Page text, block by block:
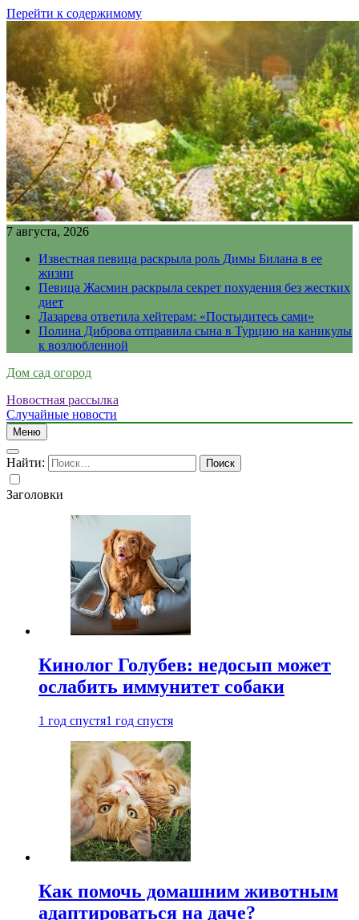
Перейти к содержимому
7 августа, 2026
Известная певица раскрыла роль Димы Билана в ее
жизни
Певица Жасмин раскрыла секрет похудения без жестких
диет
Лазарева ответила хейтерам: «Постыдитесь сами»
Полина Диброва отправила сына в Турцию на каникулы
к возлюбленной
Дом сад огород
Новостная рассылка
Случайные новости
Меню
Найти:
Заголовки
Кинолог Голубев: недосып может
ослабить иммунитет собаки
1 год спустя1 год спустя
Как помочь домашним животным
адаптироваться на даче?